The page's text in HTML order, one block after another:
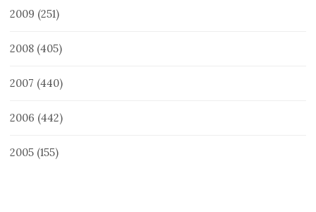
2009 (251)
2008 (405)
2007 (440)
2006 (442)
2005 (155)